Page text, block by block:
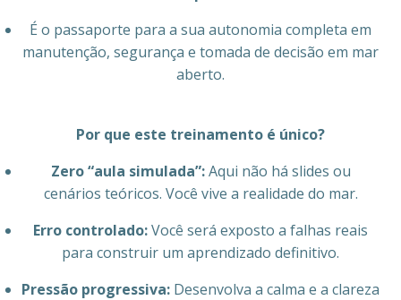
É o passaporte para a sua autonomia completa em
manutenção, segurança e tomada de decisão em mar
aberto.
Por que este treinamento é único?
Zero “aula simulada”:Aqui não há slides ou
cenários teóricos. Você vive a realidade do mar.
Erro controlado:Você será exposto a falhas reais
para construir um aprendizado definitivo.
Pressão progressiva: Desenvolva a calma e a clareza